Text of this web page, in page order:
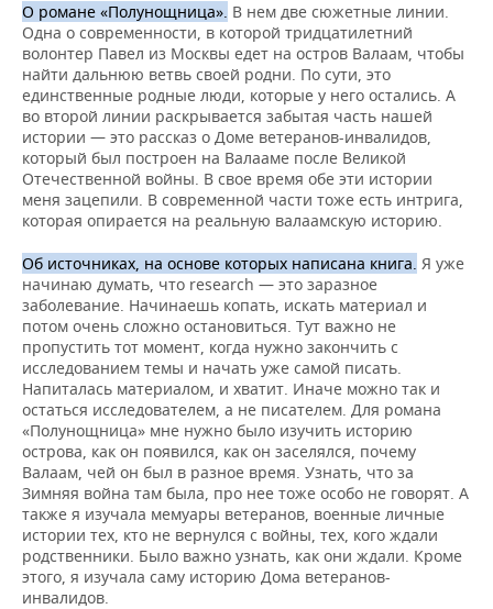
О романе «Полунощница». В нем две сюжетные линии.
Одна о современности, в которой тридцатилетний
волонтер Павел из Москвы едет на остров Валаам, чтобы
найти дальнюю ветвь своей родни. По сути, это
единственные родные люди, которые у него остались. А
во второй линии раскрывается забытая часть нашей
истории — это рассказ о Доме ветеранов-инвалидов,
который был построен на Валааме после Великой
Отечественной войны. В свое время обе эти истории
меня зацепили. В современной части тоже есть интрига,
которая опирается на реальную валаамскую историю.
Об источниках, на основе которых написана книга. Я уже
начинаю думать, что research — это заразное
заболевание. Начинаешь копать, искать материал и
потом очень сложно остановиться. Тут важно не
пропустить тот момент, когда нужно закончить с
исследованием темы и начать уже самой писать.
Напиталась материалом, и хватит. Иначе можно так и
остаться исследователем, а не писателем. Для романа
«Полунощница» мне нужно было изучить историю
острова, как он появился, как он заселялся, почему
Валаам, чей он был в разное время. Узнать, что за
Зимняя война там была, про нее тоже особо не говорят. А
также я изучала мемуары ветеранов, военные личные
истории тех, кто не вернулся с войны, тех, кого ждали
родственники. Было важно узнать, как они ждали. Кроме
этого, я изучала саму историю Дома ветеранов-
инвалидов.